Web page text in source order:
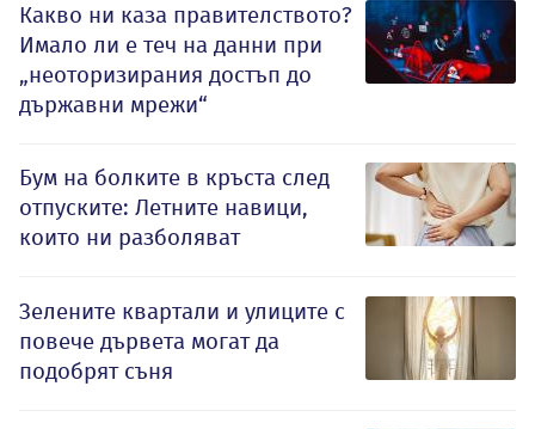
Какво ни каза правителството?
Имало ли е теч на данни при
„неоторизирания достъп до
държавни мрежи“
Бум на болките в кръста след
отпуските: Летните навици,
които ни разболяват
Зелените квартали и улиците с
повече дървета могат да
подобрят съня